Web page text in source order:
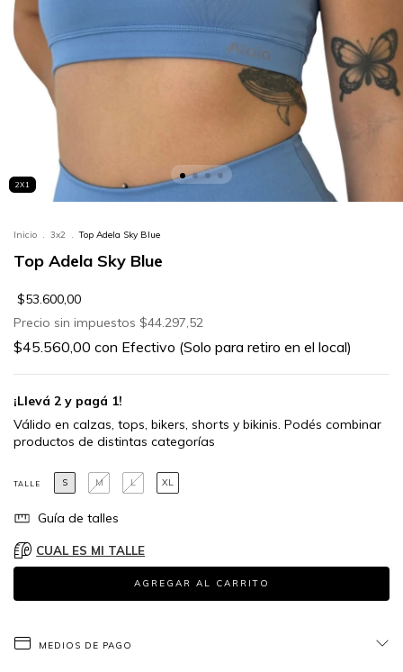
2X1
Inicio . 3x2 . Top Adela Sky Blue
Top Adela Sky Blue
$53.600,00
Precio sin impuestos $44.297,52
$45.560,00 con Efectivo (Solo para retiro en el local)
¡Llevá 2 y pagá 1!
TALLE S M L XL
Guía de talles
CUAL ES MI TALLE
MEDIOS DE PAGO